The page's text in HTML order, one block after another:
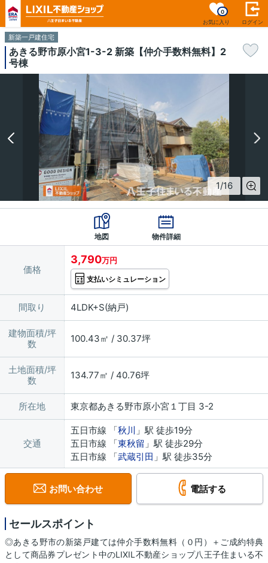
お気に入り
0
ログイン
新築一戸建住宅
あきる野市原小宮1-3-2 新築【仲介手数料無料】2
号棟
1/16
地図 物件詳細
価格
3,790万円
支払いシミュレーション
間取り 4LDK+S(納戸)
建物面積/坪
数
100.43㎡ / 30.37坪
土地面積/坪
数
134.77㎡ / 40.76坪
所在地 東京都あきる野市原小宮１丁目 3-2
交通
五日市線 「秋川 」駅 徒歩19分
五日市線 「東秋留 」駅 徒歩29分
五日市線 「武蔵引田 」駅 徒歩35分
お問い合わせ 電話する
セールスポイント
◎あきる野市の新築戸建ては仲介手数料無料（０円）＋ご成約特典
として商品券プレゼント中のLIXIL不動産ショップ八王子住まいる不